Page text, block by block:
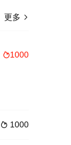
更多 
1000
 1000